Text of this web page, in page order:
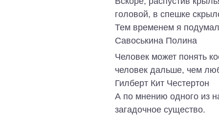
головой, в спешке
Тем временем я
Савоськина Полина
Человек может понять
человек дальше, чем
Гилберт Кит Честертон
А по мнению одного из
загадочное существо.